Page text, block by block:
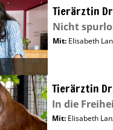
Tierärztin
Nicht
Mit: Elisabeth
Tierärztin
In die
Mit: Elisabeth